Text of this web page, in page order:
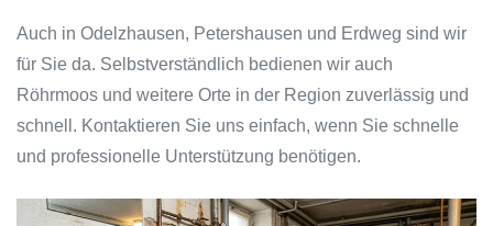
Auch in Odelzhausen, Petershausen und Erdweg sind wir
für Sie da. Selbstverständlich bedienen wir auch
Röhrmoos und weitere Orte in der Region zuverlässig und
schnell. Kontaktieren Sie uns einfach, wenn Sie schnelle
und professionelle Unterstützung benötigen.